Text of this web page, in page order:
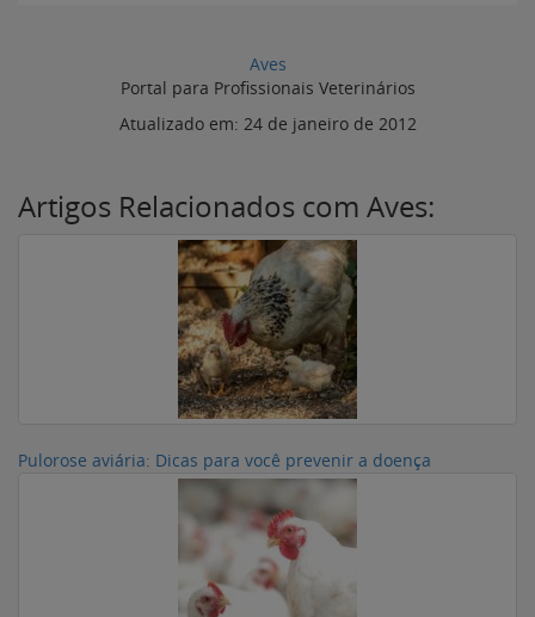
Aves
Portal para Profissionais Veterinários
Atualizado em: 24 de janeiro de 2012
Artigos Relacionados com Aves:
Pulorose aviária: Dicas para você prevenir a doença